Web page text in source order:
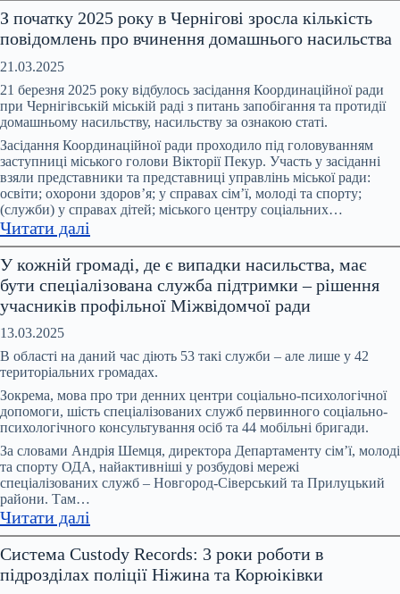
людьми
при
Чернігові
відбувся
«На
захисті
прав
людини:
стан,
дії,
виклики.
Чернігівщина»
З початку 2025 року в Чернігові зросла кількість
повідомлень про вчинення домашнього насильства
21.03.2025
21 березня 2025 року відбулось засідання Координаційної ради
при Чернігівській міській раді з питань запобігання та протидії
домашньому насильству, насильству за ознакою статі.
Засідання Координаційної ради проходило під головуванням
заступниці міського голови Вікторії Пекур. Участь у засіданні
взяли представники та представниці управлінь міської ради:
освіти; охорони здоров’я; у справах сім’ї, молоді та спорту;
(служби) у справах дітей; міського центру соціальних…
Читати далі
З
початку
2025
року
Чернігові
зросла
кількість
повідомлень
про
вчинення
домашнього
насильства
У кожній громаді, де є випадки насильства, має
бути спеціалізована служба підтримки – рішення
учасників профільної Міжвідомчої ради
13.03.2025
В області на даний час діють 53 такі служби – але лише у 42
територіальних громадах.
Зокрема, мова про три денних центри соціально-психологічної
допомоги, шість спеціалізованих служб первинного соціально-
психологічного консультування осіб та 44 мобільні бригади.
За словами Андрія Шемця, директора Департаменту сім’ї, молоді
та спорту ОДА, найактивніші у розбудові мережі
спеціалізованих служб – Новгород-Сіверський та Прилуцький
райони. Там…
Читати далі
У
кожній
громаді,
Система Custody Records: 3 роки роботи в
підрозділах поліції Ніжина та Корюіківки